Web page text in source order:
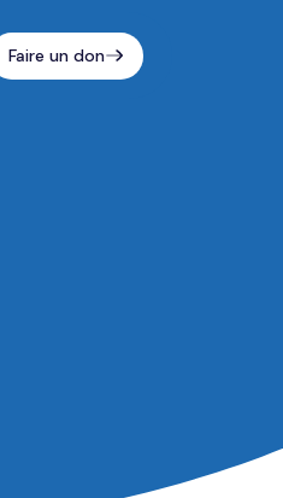
Faire un don